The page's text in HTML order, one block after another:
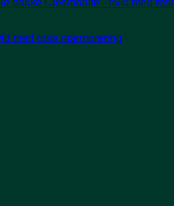
med rosa marmorering